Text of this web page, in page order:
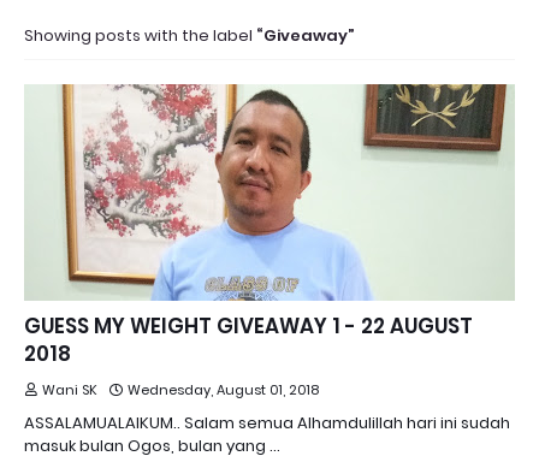
Showing posts with the label Giveaway
GUESS MY WEIGHT GIVEAWAY 1 - 22 AUGUST
2018
Wani SK Wednesday, August 01, 2018
ASSALAMUALAIKUM.. Salam semua Alhamdulillah hari ini sudah
masuk bulan Ogos, bulan yang …